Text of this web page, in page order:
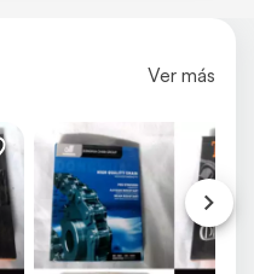
Ver más